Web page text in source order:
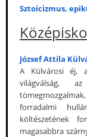
Sztoicizmus,
József Attila
A Külvárosi éj,
világválság,
forradalmi
költészetének
magasabbra